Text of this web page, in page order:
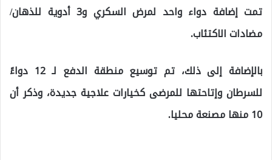
تمت إضافة دواء واحد لمرض السكري و3 أدوية للذهان/
مضادات الاكتئاب.
بالإضافة إلى ذلك، تم توسيع منطقة الدفع لـ 12 دواءً
للسرطان وإتاحتها للمرضى كخيارات علاجية جديدة، وذكر أن
10 منها مصنعة محليا.